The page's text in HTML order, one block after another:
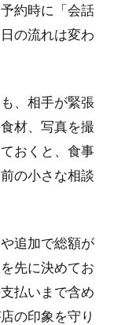
約時に「会話
の流れは変わ
、相手が緊張
材、写真を撮
おくと、食事
の小さな相談
追加で総額が
先に決めてお
払いまで含め
の印象を守り